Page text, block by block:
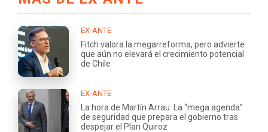
EX-ANTE
Fitch valora la megarreforma, pero advierte
que aún no elevará el crecimiento potencial
de Chile
EX-ANTE
La hora de Martín Arrau: La “mega agenda”
de seguridad que prepara el gobierno tras
despejar el Plan Quiroz